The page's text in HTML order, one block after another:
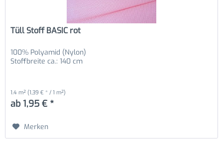
Tüll Stoff BASIC rot
100% Polyamid (Nylon)
Stoffbreite ca.: 140 cm
1.4 m² (1,39 € * / 1 m²)
ab 1,95 € *
Merken